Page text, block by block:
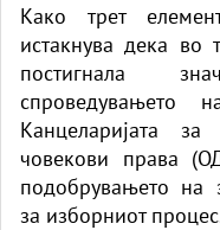
Како трет
истакнува дека во
постигнала
спроведувањето
Канцеларијата
човекови права
подобрувањето на
за изборниот